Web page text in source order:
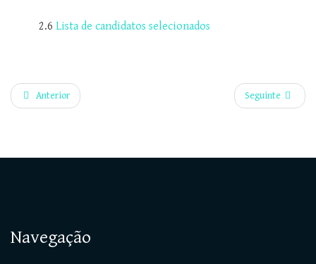
2.6 Lista de candidatos selecionados
Anterior Seguinte
Navegação